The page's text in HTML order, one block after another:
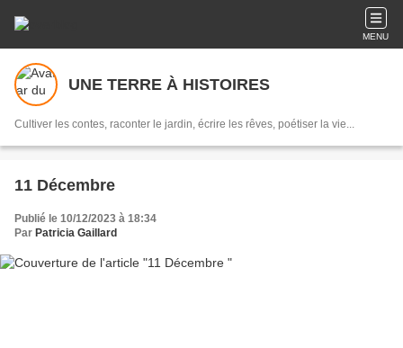
MENU
UNE TERRE À HISTOIRES
Cultiver les contes, raconter le jardin, écrire les rêves, poétiser la vie...
11 Décembre
Publié le 10/12/2023 à 18:34
Par Patricia Gaillard